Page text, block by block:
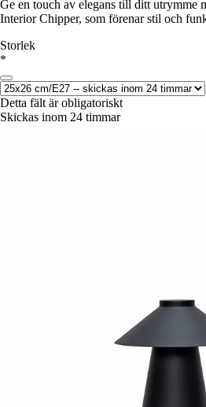
Ge en touch av elegans till ditt utrymme
Interior Chipper, som förenar stil och
Storlek
*
Detta fält är obligatoriskt
Skickas inom 24 timmar